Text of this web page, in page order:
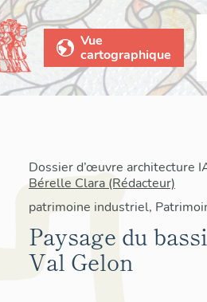
Vue
cartographique
Dossier d’œuvre architecture
Bérelle Clara (Rédacteur)
patrimoine industriel,
Paysage du
Val Gelon